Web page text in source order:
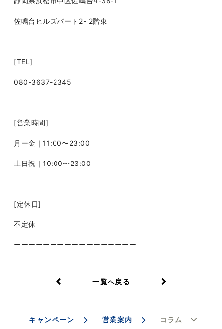
佐鳴台ヒルズパート2- 2階東
[TEL]
080-3637-2345
[営業時間]
月ー金｜11:00〜23:00
土日祝｜10:00〜23:00
[定休日]
不定休
ーーーーーーーーーーーーーーーーー
一覧へ戻る
キャンペーン 営業案内 コラム